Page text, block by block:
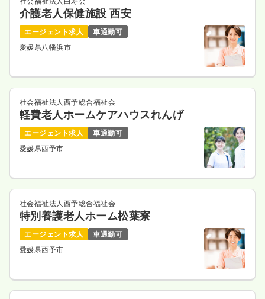
介護老人保健施設 西安
エージェント求人
車通勤可
愛媛県八幡浜市
社会福祉法人西予総合福祉会
軽費老人ホームケアハウスれんげ
エージェント求人
車通勤可
愛媛県西予市
社会福祉法人西予総合福祉会
特別養護老人ホーム松葉寮
エージェント求人
車通勤可
愛媛県西予市